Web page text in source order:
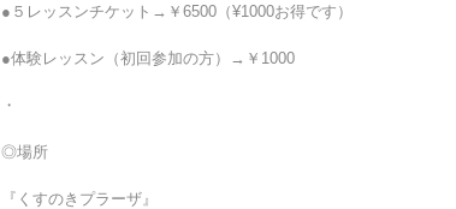
●５レッスンチケット→￥6500（¥1000お得です）
●体験レッスン（初回参加の方）→￥1000
・
◎場所
『くすのきプラーザ』